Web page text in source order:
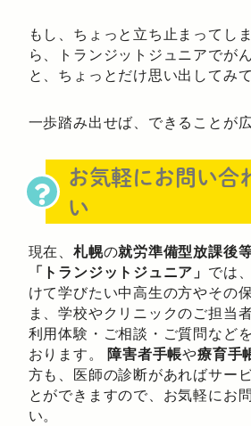
もし、ちょっと立ち止まってし
ら、トランジットジュニアでが
と、ちょっとだけ思い出してみて
一歩踏み出せば、できることが
お気軽にお問い合
い
現在、 札幌の就労準備型放課後
「トランジットジュニア」 では
けて学びたい中高生の方やその
ま、学校やクリニックのご担当
利用体験・ご相談・ご質問など
おります。 障害者手帳や療育手
方も、医師の診断があればサー
とができますので、お気軽にお
い。